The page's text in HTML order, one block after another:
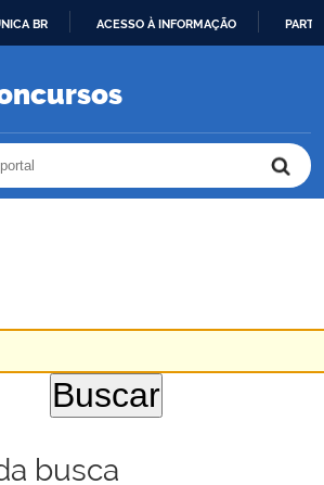
O
BR ACESSO À INFORMAÇÃO
busca